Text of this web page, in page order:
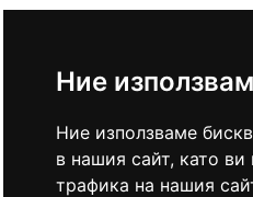
Ние
Ние използваме
в нашия сайт, като
трафика на нашия